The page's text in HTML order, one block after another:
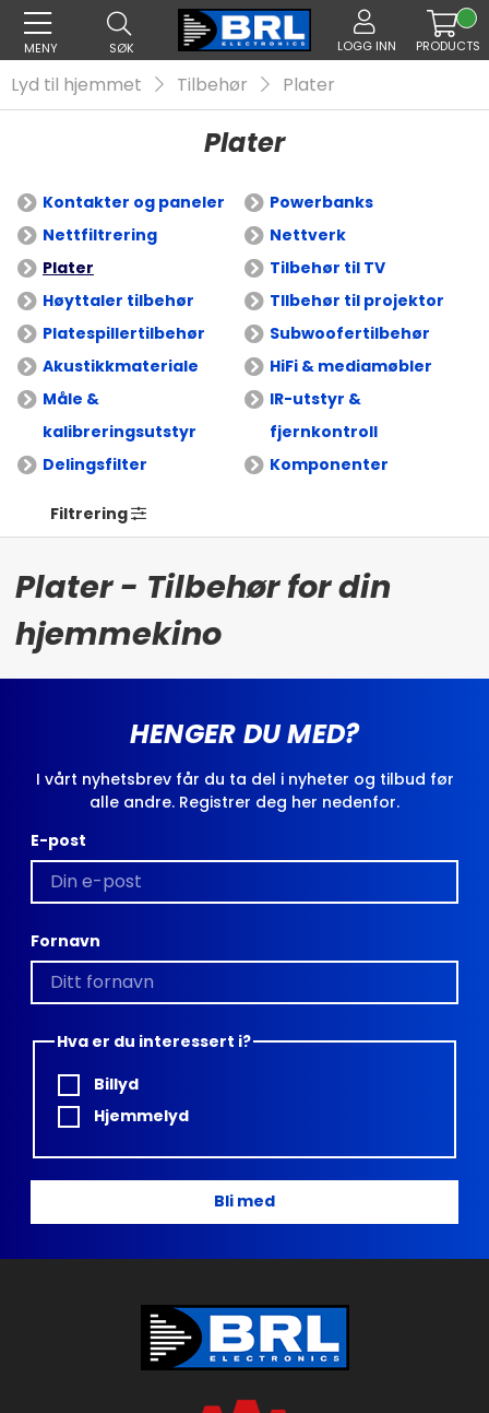
MENY SØK LOGG INN PRODUCTS
Lyd til hjemmet Tilbehør Plater
Plater
Kontakter og paneler
Powerbanks
Nettfiltrering
Nettverk
Plater
Tilbehør til TV
Høyttaler tilbehør
TIlbehør til projektor
Platespillertilbehør
Subwoofertilbehør
Akustikkmateriale
HiFi & mediamøbler
Måle &
kalibreringsutstyr
IR-utstyr &
fjernkontroll
Delingsfilter
Komponenter
Filtrering
Plater - Tilbehør for din
hjemmekino
HENGER DU MED?
I vårt nyhetsbrev får du ta del i nyheter og tilbud før
alle andre. Registrer deg her nedenfor.
E-post
Fornavn
Hva er du interessert i?
Billyd
Hjemmelyd
Bli med